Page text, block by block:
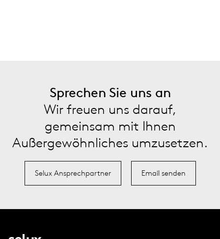
Sprechen Sie uns an
Wir freuen uns darauf,
gemeinsam mit Ihnen
Außergewöhnliches umzusetzen.
Selux Ansprechpartner Email senden